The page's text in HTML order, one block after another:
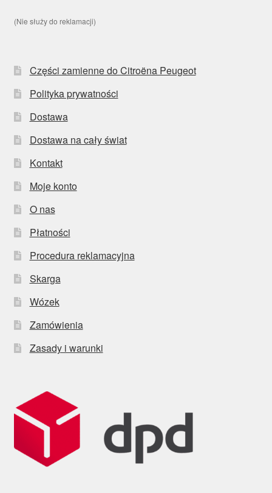
(Nie służy do reklamacji)
Części zamienne do Citroëna Peugeot
Polityka prywatności
Dostawa
Dostawa na cały świat
Kontakt
Moje konto
O nas
Płatności
Procedura reklamacyjna
Skarga
Wózek
Zamówienia
Zasady i warunki